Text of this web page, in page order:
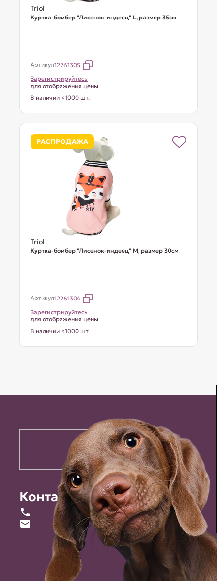
Triol
Куртка-бомбер "Лисенок-индеец" L, размер 35см
Артикул12261305
Зарегистрируйтесь
для отображения цены
В наличии <1000 шт.
РАСПРОДАЖА
Triol
Куртка-бомбер "Лисенок-индеец" M, размер 30см
Артикул12261304
Зарегистрируйтесь
для отображения цены
В наличии <1000 шт.
Контакты